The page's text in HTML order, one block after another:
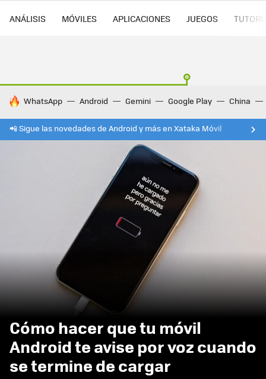
ANÁLISIS MÓVILES APLICACIONES JUEGOS
HOY SE HABLA DE
WhatsApp Android Gemini Google Play China
📲 Sigue las novedades de Android y más en Xataka Móvil
Cómo hacer que tu móvil
Android te avise por voz cuando
se termine de cargar